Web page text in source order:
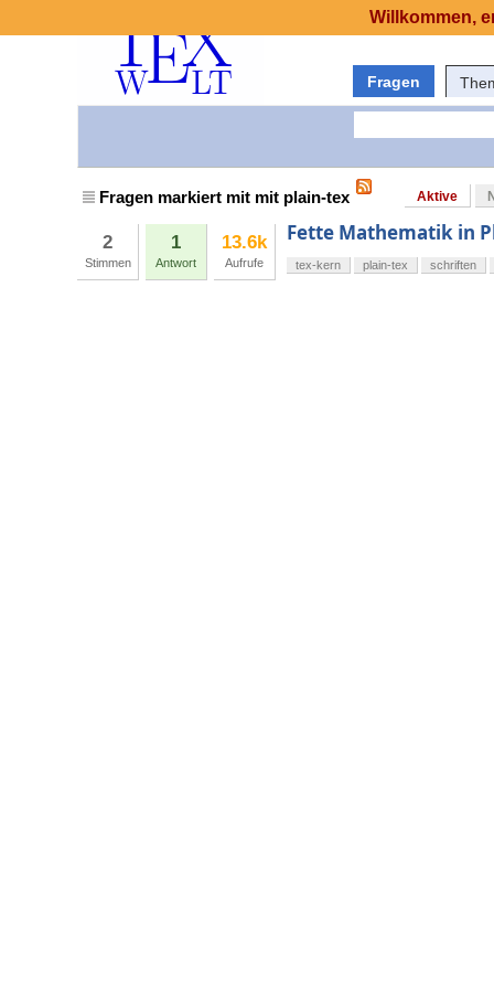
Fragen
Fragen markiert mit mit plain-tex Aktive
2
Stimmen
1
Antwort
13.6k
Aufrufe
Fette Mathematik in
tex-kern plain-tex schriften
Willkommen,